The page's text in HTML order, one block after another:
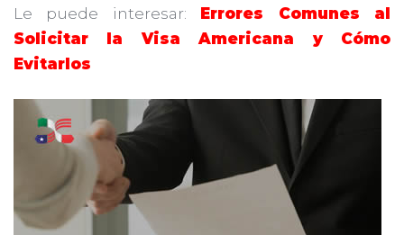
Le puede interesar:
Errores Comunes al
Solicitar la Visa Americana y Cómo
Evitarlos